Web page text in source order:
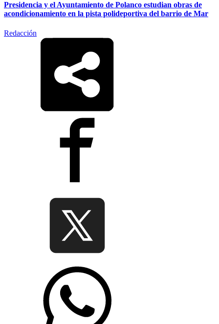
Presidencia y el Ayuntamiento de Polanco estudian obras de
acondicionamiento en la pista polideportiva del barrio de Mar
Redacción